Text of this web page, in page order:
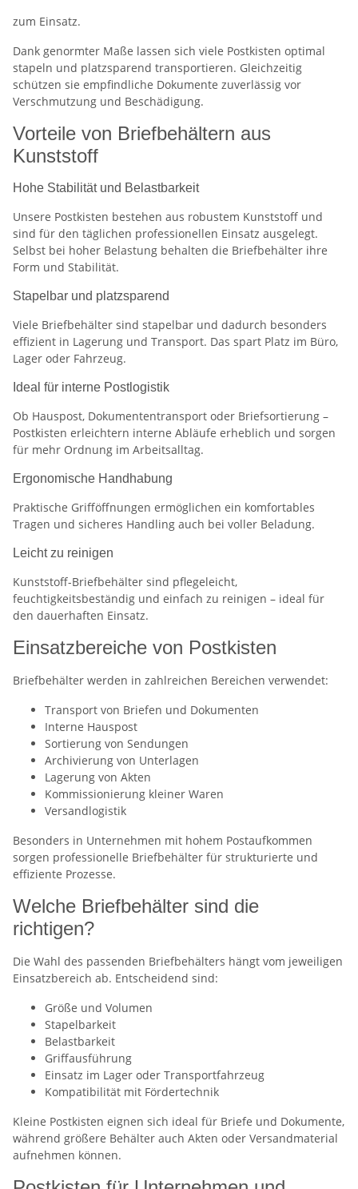
zum Einsatz.
Dank genormter Maße lassen sich viele Postkisten optimal
stapeln und platzsparend transportieren. Gleichzeitig
schützen sie empfindliche Dokumente zuverlässig vor
Verschmutzung und Beschädigung.
Vorteile von Briefbehältern aus
Kunststoff
Hohe Stabilität und Belastbarkeit
Unsere Postkisten bestehen aus robustem Kunststoff und
sind für den täglichen professionellen Einsatz ausgelegt.
Selbst bei hoher Belastung behalten die Briefbehälter ihre
Form und Stabilität.
Stapelbar und platzsparend
Viele Briefbehälter sind stapelbar und dadurch besonders
effizient in Lagerung und Transport. Das spart Platz im Büro,
Lager oder Fahrzeug.
Ideal für interne Postlogistik
Ob Hauspost, Dokumententransport oder Briefsortierung –
Postkisten erleichtern interne Abläufe erheblich und sorgen
für mehr Ordnung im Arbeitsalltag.
Ergonomische Handhabung
Praktische Grifföffnungen ermöglichen ein komfortables
Tragen und sicheres Handling auch bei voller Beladung.
Leicht zu reinigen
Kunststoff-Briefbehälter sind pflegeleicht,
feuchtigkeitsbeständig und einfach zu reinigen – ideal für
den dauerhaften Einsatz.
Einsatzbereiche von Postkisten
Briefbehälter werden in zahlreichen Bereichen verwendet:
Transport von Briefen und Dokumenten
Interne Hauspost
Sortierung von Sendungen
Archivierung von Unterlagen
Lagerung von Akten
Kommissionierung kleiner Waren
Versandlogistik
Besonders in Unternehmen mit hohem Postaufkommen
sorgen professionelle Briefbehälter für strukturierte und
effiziente Prozesse.
Welche Briefbehälter sind die
richtigen?
Die Wahl des passenden Briefbehälters hängt vom jeweiligen
Einsatzbereich ab. Entscheidend sind:
Größe und Volumen
Stapelbarkeit
Belastbarkeit
Griffausführung
Einsatz im Lager oder Transportfahrzeug
Kompatibilität mit Fördertechnik
Kleine Postkisten eignen sich ideal für Briefe und Dokumente,
während größere Behälter auch Akten oder Versandmaterial
aufnehmen können.